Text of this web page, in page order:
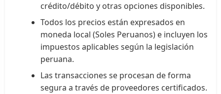
crédito/débito y otras opciones disponibles.
Todos los precios están expresados en
moneda local (Soles Peruanos) e incluyen los
impuestos aplicables según la legislación
peruana.
Las transacciones se procesan de forma
segura a través de proveedores certificados.